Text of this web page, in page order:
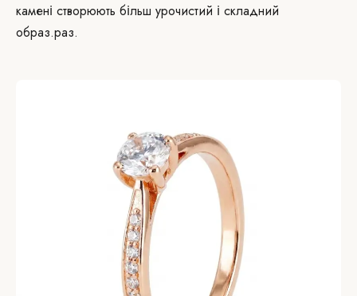
камені створюють більш урочистий і складний
образ.раз.